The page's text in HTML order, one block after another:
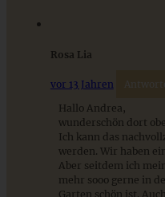
“Köstlich backen mit
saftiger Apfel-Walnuss-
ZUM BEITRAG
Klassische
Spargelschalen ganz
Rosa Lia
vor 13 Jahren
Hallo Andrea,
wunderschön dort
Ich kann das
werden. Wir haben
Aber seitdem ich
mehr sooo gerne in
Garten schön ist.